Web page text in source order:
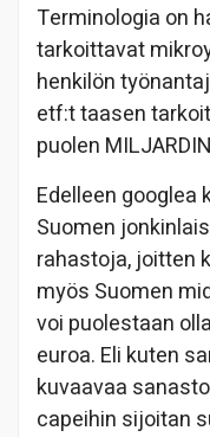
Terminologia on
tarkoittavat
henkilön
etf:t taasen
puolen
Edelleen
Suomen
rahastoja, joitten
myös Suomen
voi puolestaan
euroa. Eli kuten
kuvaavaa
capeihin sijoitan